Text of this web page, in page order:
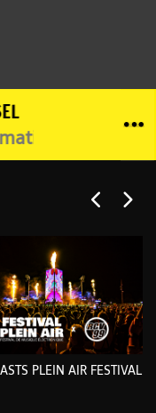
avec JOEY
PLEIN AIR FESTIVAL